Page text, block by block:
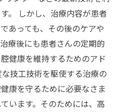
。 しかし、治療内容が患者
あっても、その後のケアや
療後にも患者さんの定期的
健康を維持するためのアド
技工技術を駆使する治療の
康を守るために必要なさま
います。そのためには、高